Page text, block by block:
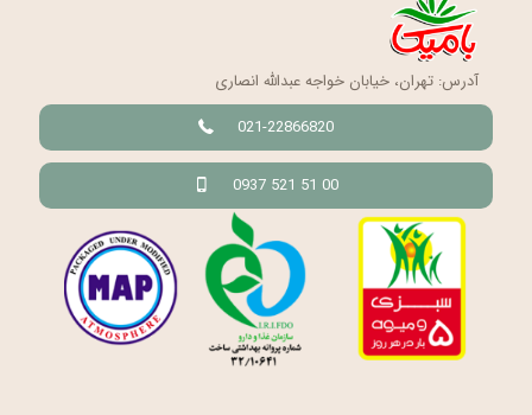
آدرس: تهران، خیابان خواجه عبدالله انصاری
021-22866820
0937 521 51 00